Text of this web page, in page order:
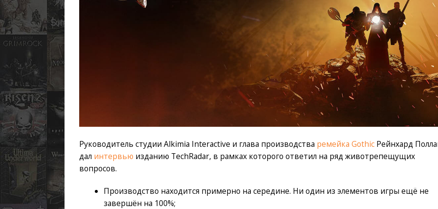
Руководитель студии Alkimia Interactive и глава производства ремейка Gothic Рейнхард
дал интервью изданию TechRadar, в рамках которого ответил на ряд животрепещущих
вопросов.
Производство находится примерно на середине. Ни один из элементов игры ещё не
завершён на 100%;